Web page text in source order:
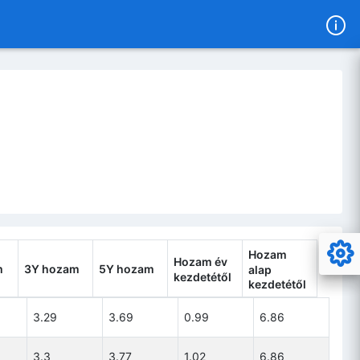
3Y hozam 5Y hozam
Hozam év
kezdetétől
Hozam
alap
kezdetétől
kezdetétől
alap
3.29 3.69 0.99 6.86
3.3 3.77 1.02 6.86